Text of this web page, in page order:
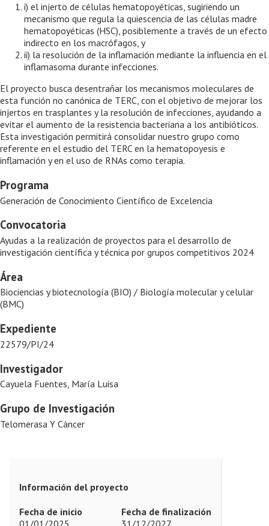
i) el injerto de células hematopoyéticas, sugiriendo un
mecanismo que regula la quiescencia de las células madre
hematopoyéticas (HSC), posiblemente a través de un efecto
indirecto en los macrófagos, y
ii) la resolución de la inflamación mediante la influencia en el
inflamasoma durante infecciones.
El proyecto busca desentrañar los mecanismos moleculares de
esta función no canónica de TERC, con el objetivo de mejorar los
injertos en trasplantes y la resolución de infecciones, ayudando a
evitar el aumento de la resistencia bacteriana a los antibióticos.
Esta investigación permitirá consolidar nuestro grupo como
referente en el estudio del TERC en la hematopoyesis e
inflamación y en el uso de RNAs como terapia.
Programa
Generación de Conocimiento Científico de Excelencia
Convocatoria
Ayudas a la realización de proyectos para el desarrollo de
investigación científica y técnica por grupos competitivos 2024
Área
Biociencias y biotecnología (BIO) / Biología molecular y celular
(BMC)
Expediente
22579/PI/24
Investigador
Cayuela Fuentes, María Luisa
Grupo de Investigación
Telomerasa Y Cáncer
Información del proyecto
Fecha de inicio
Fecha de finalización